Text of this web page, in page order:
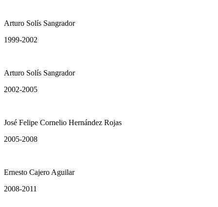
Arturo Solís Sangrador
1999-2002
Arturo Solís Sangrador
2002-2005
José Felipe Cornelio Hernández Rojas
2005-2008
Ernesto Cajero Aguilar
2008-2011